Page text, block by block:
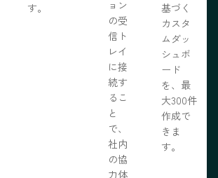
す。
ョン
の受
信ト
レイ
に接
続す
るこ
と
で、
社内
の協
力体
基づく
カスタ
ムダッ
シュボ
ード
を、最
大300件
作成で
きま
す。